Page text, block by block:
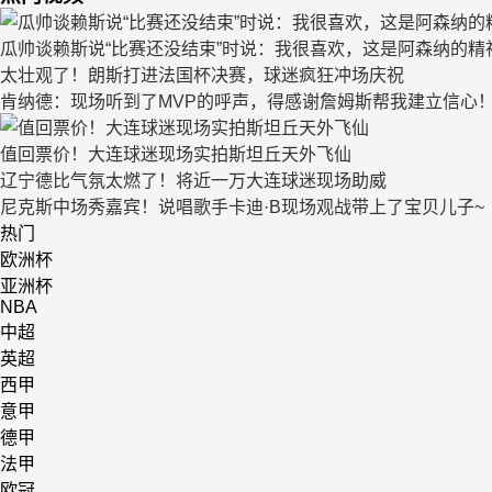
瓜帅谈赖斯说“比赛还没结束”时说：我很喜欢，这是阿森纳的精
太壮观了！朗斯打进法国杯决赛，球迷疯狂冲场庆祝
肯纳德：现场听到了MVP的呼声，得感谢詹姆斯帮我建立信心
值回票价！大连球迷现场实拍斯坦丘天外飞仙
辽宁德比气氛太燃了！将近一万大连球迷现场助威
尼克斯中场秀嘉宾！说唱歌手卡迪·B现场观战带上了宝贝儿子~
热门
欧洲杯
亚洲杯
NBA
中超
英超
西甲
意甲
德甲
法甲